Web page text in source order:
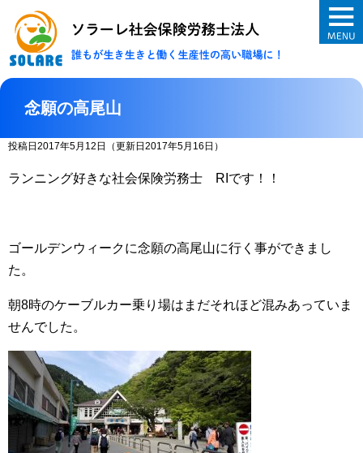
ソラーレ社会保
念願の高尾山
投稿日2017年5月12日 （更新日2017年5月16日）
ランニング好きな社会保険労務士 RIです！！
ゴールデンウィークに念願の高尾山に行く事ができまし
た。
朝8時のケーブルカー乗り場はまだそれほど混みあっていま
せんでした。